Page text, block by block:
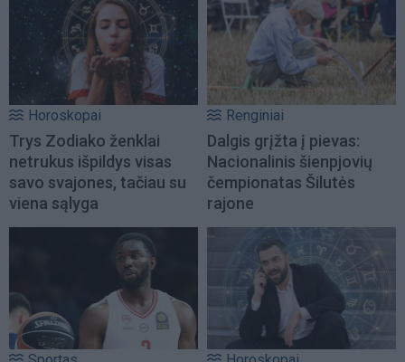
Horoskopai
Trys Zodiako ženklai
netrukus išpildys visas
savo svajones, tačiau su
viena sąlyga
Renginiai
Dalgis grįžta į pievas:
Nacionalinis šienpjovių
čempionatas Šilutės
rajone